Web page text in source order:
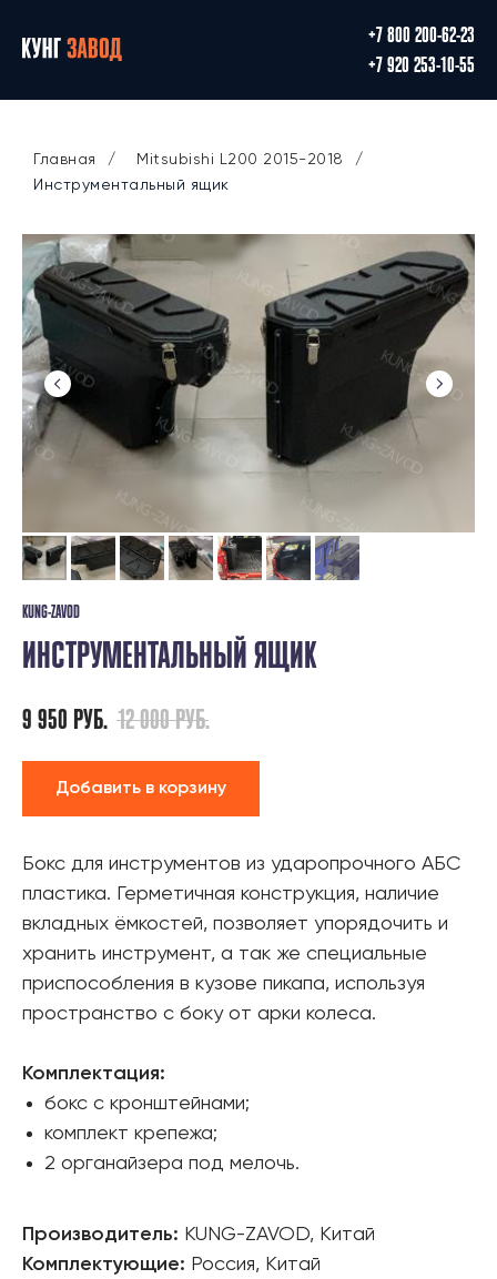
+7 800 200-62-23
+7 920 253-10-55
Главная / Mitsubishi L200 2015-2018
/
Инструментальный ящик
KUNG-ZAVOD
ИНСТРУМЕНТАЛЬНЫЙ ЯЩИК
9 950 РУБ. 12 000РУБ.
Добавить в корзину
Бокс для инструментов из ударопрочного АБС
пластика. Герметичная конструкция, наличие
вкладных ёмкостей, позволяет упорядочить и
хранить инструмент, а так же специальные
приспособления в кузове пикапа, используя
пространство с боку от арки колеса.
Комплектация:
бокс с кронштейнами;
комплект крепежа;
2 органайзера под мелочь.
Производитель: KUNG-ZAVOD, Китай
Комплектующие: Россия, Китай